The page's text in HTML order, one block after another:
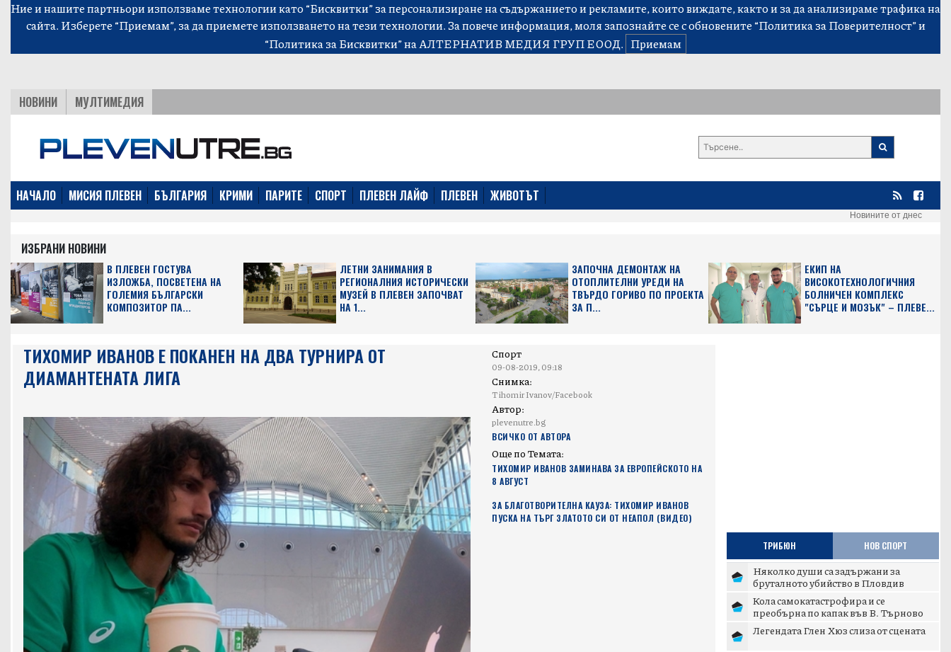
Ние и нашите партньори използваме технологии като “Бисквитки” за персонализиране на съдържанието и рекламите, които виждате, както и за да анализираме трафика на
сайта. Изберете “Приемам”, за да приемете използването на тези технологии. За повече информация, моля запознайте се с обновените“Политика за Поверителност”и
“Политика за Бисквитки”на АЛТЕРНАТИВ МЕДИЯ ГРУП ЕООД. Приемам
НОВИНИ МУЛТИМЕДИЯ
НАЧАЛО МИСИЯ ПЛЕВЕН БЪЛГАРИЯ КРИМИ ПАРИТЕ СПОРТ ПЛЕВЕН ЛАЙФ ПЛЕВЕН ЖИВОТЪТ
Новините от днес
ИЗБРАНИ НОВИНИ
В ПЛЕВЕН ГОСТУВА
ИЗЛОЖБА, ПОСВЕТЕНА НА
ГОЛЕМИЯ БЪЛГАРСКИ
КОМПОЗИТОР ПА...
ЛЕТНИ ЗАНИМАНИЯ В
РЕГИОНАЛНИЯ ИСТОРИЧЕСКИ
МУЗЕЙ В ПЛЕВЕН ЗАПОЧВАТ
НА 1...
ЗАПОЧНА ДЕМОНТАЖ НА
ОТОПЛИТЕЛНИ УРЕДИ НА
ТВЪРДО ГОРИВО ПО ПРОЕКТА
ЗА П...
ЕКИП НА
ВИСОКОТЕХНОЛОГИЧНИЯ
БОЛНИЧЕН КОМПЛЕКС
"СЪРЦЕ И МОЗЪК" – ПЛЕВЕ...
ТИХОМИР ИВАНОВ Е ПОКАНЕН НА ДВА ТУРНИРА ОТ
ДИАМАНТЕНАТА ЛИГА
Спорт
09-08-2019, 09:18
Снимка:
Tihomir Ivanov/Facebook
Автор:
plevenutre.bg
ВСИЧКО ОТ АВТОРА
Още по Темата:
ТИХОМИР ИВАНОВ ЗАМИНАВА ЗА ЕВРОПЕЙСКОТО НА
8 АВГУСТ
ЗА БЛАГОТВОРИТЕЛНА КАУЗА: ТИХОМИР ИВАНОВ
ПУСКА НА ТЪРГ ЗЛАТОТО СИ ОТ НЕАПОЛ (ВИДЕО)
ТРИБЮН НОВ СПОРТ
Няколко души са задържани за
бруталното убийство в Пловдив
Кола самокатастрофира и се
преобърна по капак във В. Търново
Легендата Глен Хюз слиза от сцената